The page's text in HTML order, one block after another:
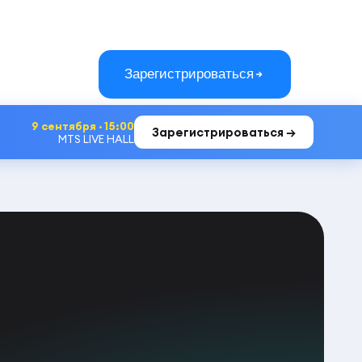
Зарегистрироваться
9 сентября · 15:00
MTS LIVE HALL
Зарегистрироваться →